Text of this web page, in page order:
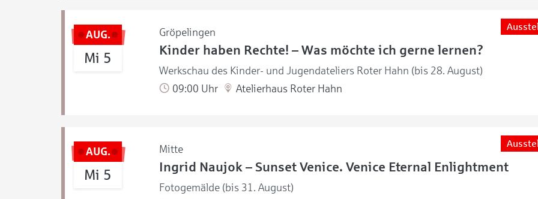
AUG.
Mi 5
Gröpelingen
Kinder haben Rechte! – Was möchte ich gerne lernen?
Werkschau des Kinder- und Jugendateliers Roter Hahn (bis 28. August)
09:00 Uhr
Atelierhaus Roter Hahn
AUG.
Mi 5
Mitte
Ingrid Naujok – Sunset Venice. Venice Eternal Enlightment
Fotogemälde (bis 31. August)